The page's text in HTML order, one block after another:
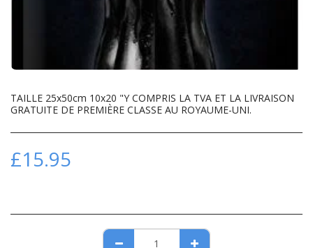
TAILLE 25x50cm 10x20 "Y COMPRIS LA TVA ET LA LIVRAISON
GRATUITE DE PREMIÈRE CLASSE AU ROYAUME-UNI.
£15.95